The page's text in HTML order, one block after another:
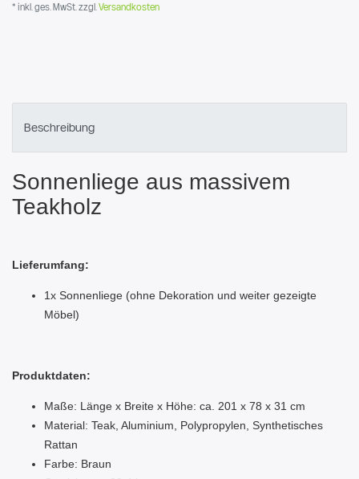
* inkl. ges. MwSt. zzgl. Versandkosten
Beschreibung
Sonnenliege aus massivem
Teakholz
Lieferumfang:
1x Sonnenliege (ohne Dekoration und weiter gezeigte
Möbel)
Produktdaten:
Maße: Länge x Breite x Höhe: ca. 201 x 78 x 31 cm
Material: Teak, Aluminium, Polypropylen, Synthetisches
Rattan
Farbe: Braun